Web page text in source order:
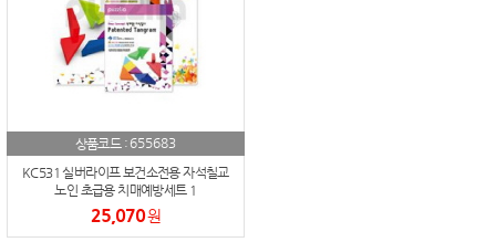
상품코드 : 655683
KC531 실버라이프 보건소전용 자석칠교
노인 초급용 치매예방세트 1
25,070원